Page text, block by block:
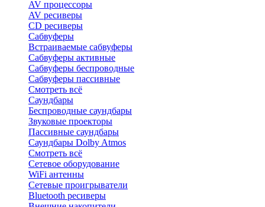
AV процессоры
AV ресиверы
CD ресиверы
Сабвуферы
Встраиваемые сабвуферы
Сабвуферы активные
Сабвуферы беспроводные
Сабвуферы пассивные
Смотреть всё
Саундбары
Беспроводные саундбары
Звуковые проекторы
Пассивные саундбары
Саундбары Dolby Atmos
Смотреть всё
Сетевое оборудование
WiFi антенны
Сетевые проигрыватели
Bluetooth ресиверы